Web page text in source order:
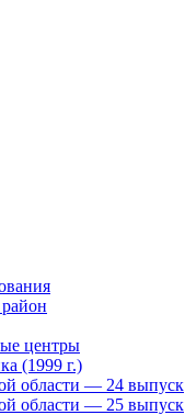
центры
(1999 г.)
области — 24 выпуск
области — 25 выпуск